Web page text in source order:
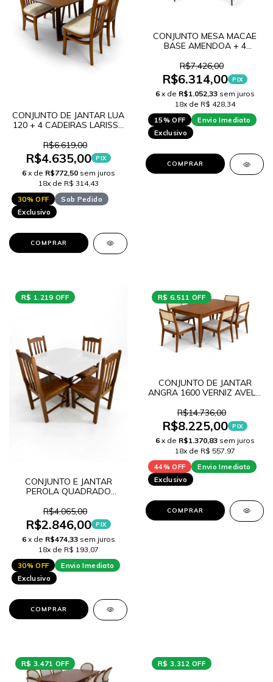
CONJUNTO DE JANTAR LUA
120 + 4 CADEIRAS LARISSA
R$6.619,00
R$4.635,00 PIX
6 x de R$772,50 sem juros
18x de R$ 314,43
30% OFF
Sob Pedido
Exclusivo
COMPRAR
CONJUNTO MESA MACAE
BASE AMENDOA + 4
AMENDOA C/TELA
R$7.426,00
R$6.314,00 PIX
6 x de R$1.052,33 sem juros
18x de R$ 428,34
15% OFF
Envio Imediato
Exclusivo
COMPRAR
R$ 1.219 OFF
CONJUNTO E JANTAR
PEROLA QUADRADO
4 CADEIRA NAPOLE
CARVALHO
R$4.065,00
R$2.846,00 PIX
6 x de R$474,33 sem juros
18x de R$ 193,07
30% OFF
Envio Imediato
Exclusivo
COMPRAR
R$ 6.511 OFF
CONJUNTO DE JANTAR
ANGRA 1600 VERNIZ AVELA
- VERNIZ AVELA TEC CINZA
R$14.736,00
R$8.225,00 PIX
6 x de R$1.370,83 sem juros
18x de R$ 557,97
44% OFF
Envio Imediato
Exclusivo
COMPRAR
R$ 3.471 OFF R$ 3.312 OFF